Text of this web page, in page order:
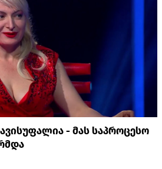
- მას საპროცესო